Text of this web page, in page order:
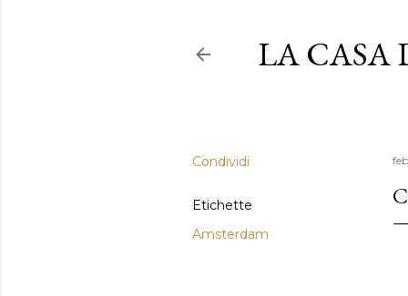
LA
Condividi
Etichette
Amsterdam